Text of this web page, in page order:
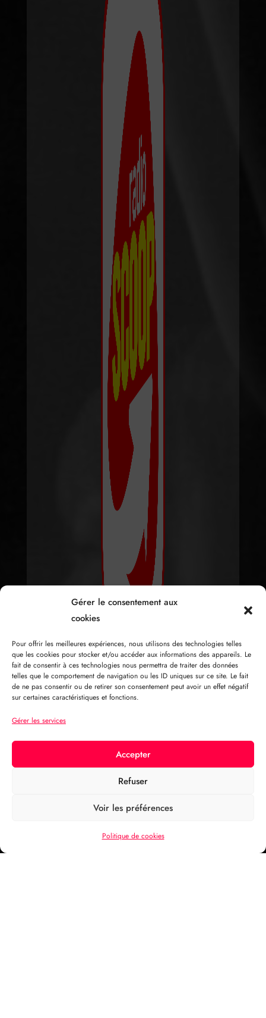
Gérer le consentement aux
cookies
Pour offrir les meilleures expériences, nous utilisons des technologies telles
que les cookies pour stocker et/ou accéder aux informations des appareils. Le
fait de consentir à ces technologies nous permettra de traiter des données
telles que le comportement de navigation ou les ID uniques sur ce site. Le fait
de ne pas consentir ou de retirer son consentement peut avoir un effet négatif
sur certaines caractéristiques et fonctions.
Gérer les services
Accepter
Refuser
Voir les préférences
Politique de cookies